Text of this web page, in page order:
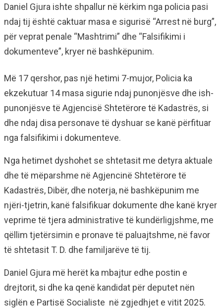
Daniel Gjura ishte shpallur në kërkim nga policia pasi
ndaj tij është caktuar masa e sigurisë “Arrest në burg”,
për veprat penale “Mashtrimi” dhe “Falsifikimi i
dokumenteve”, kryer në bashkëpunim.
Më 17 qershor, pas një hetimi 7-mujor, Policia ka
ekzekutuar 14 masa sigurie ndaj punonjësve dhe ish-
punonjësve të Agjencisë Shtetërore të Kadastrës, si
dhe ndaj disa personave të dyshuar se kanë përfituar
nga falsifikimi i dokumenteve.
Nga hetimet dyshohet se shtetasit me detyra aktuale
dhe të mëparshme në Agjencinë Shtetërore të
Kadastrës, Dibër, dhe noterja, në bashkëpunim me
njëri-tjetrin, kanë falsifikuar dokumente dhe kanë kryer
veprime të tjera administrative të kundërligjshme, me
qëllim tjetërsimin e pronave të paluajtshme, në favor
të shtetasit T. D. dhe familjarëve të tij.
Daniel Gjura më herët ka mbajtur edhe postin e
drejtorit, si dhe ka qenë kandidat për deputet nën
siglën e Partisë Socialiste në zgjedhjet e vitit 2025.